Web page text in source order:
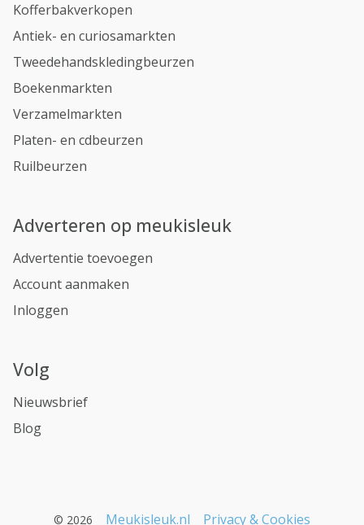
Kofferbakverkopen
Antiek- en curiosamarkten
Tweedehandskledingbeurzen
Boekenmarkten
Verzamelmarkten
Platen- en cdbeurzen
Ruilbeurzen
Adverteren op meukisleuk
Advertentie toevoegen
Account aanmaken
Inloggen
Volg
Nieuwsbrief
Blog
© 2026 Meukisleuk.nl Privacy & Cookies